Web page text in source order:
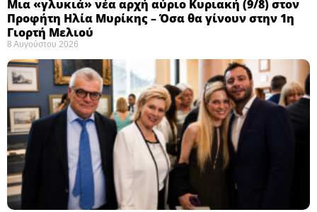
Μια «γλυκιά» νέα αρχή αύριο Κυριακή (9/8) στον
Προφήτη Ηλία Μυρίκης – Όσα θα γίνουν στην 1η
Γιορτή Μελιού
8 Αυγούστου 2026